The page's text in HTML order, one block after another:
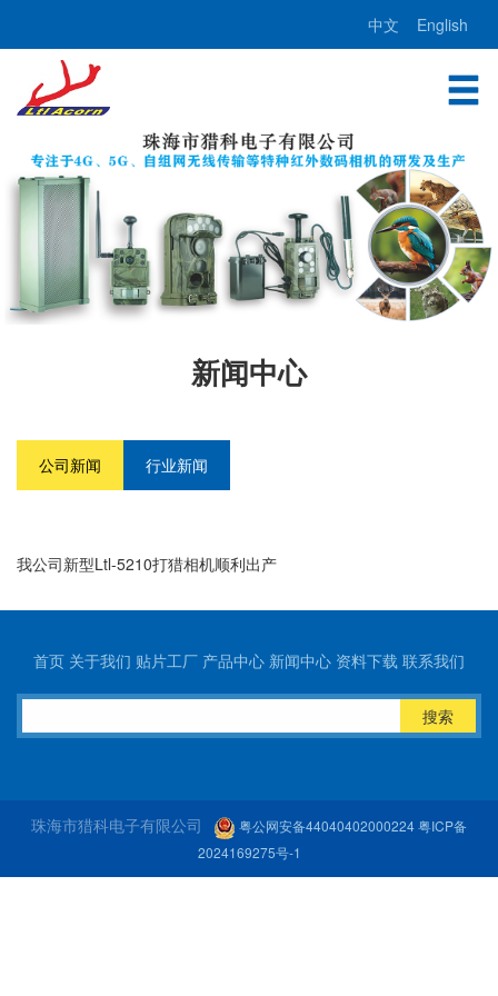
中文 English
新闻中心
公司新闻 行业新闻
我公司新型Ltl-5210打猎相机顺利出产
首页 关于我们 贴片工厂 产品中心 新闻中心 资料下载 联系我们
搜索
珠海市猎科电子有限公司 粤公网安备44040402000224粤ICP备
2024169275号-1